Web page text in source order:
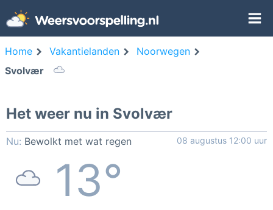
Home Vakantielanden
Noorwegen
Svolvær
Het weer nu in Svolvær
Nu: Bewolkt met wat regen 08 augustus 12:00 uur
13°